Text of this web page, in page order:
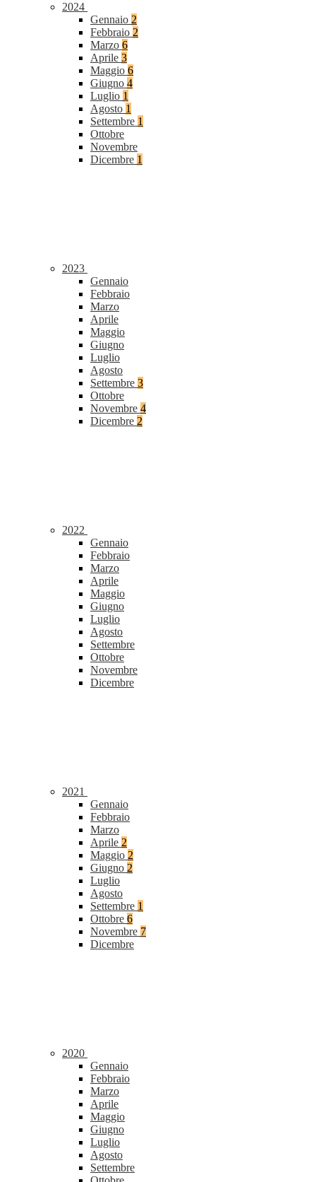
2024
Gennaio 2
Febbraio 2
Marzo 6
Aprile 3
Maggio 6
Giugno 4
Luglio 1
Agosto 1
Settembre 1
Ottobre
Novembre
Dicembre 1
2023
Gennaio
Febbraio
Marzo
Aprile
Maggio
Giugno
Luglio
Agosto
Settembre 3
Ottobre
Novembre 4
Dicembre 2
2022
Gennaio
Febbraio
Marzo
Aprile
Maggio
Giugno
Luglio
Agosto
Settembre
Ottobre
Novembre
Dicembre
2021
Gennaio
Febbraio
Marzo
Aprile 2
Maggio 2
Giugno 2
Luglio
Agosto
Settembre 1
Ottobre 6
Novembre 7
Dicembre
2020
Gennaio
Febbraio
Marzo
Aprile
Maggio
Giugno
Luglio
Agosto
Settembre